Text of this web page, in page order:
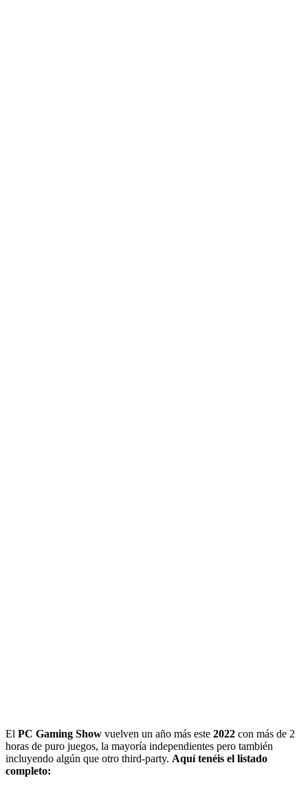
El PC Gaming Show vuelven un año más este 2022 con más de 2
horas de puro juegos, la mayoría independientes pero también
incluyendo algún que otro third-party. Aquí tenéis el listado
completo: